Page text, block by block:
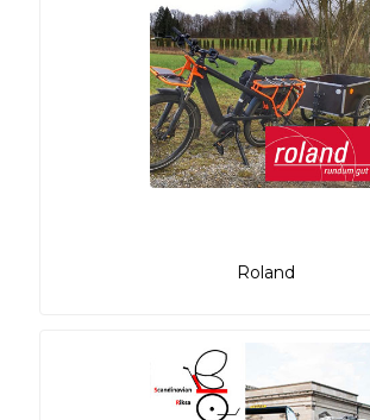
Roland